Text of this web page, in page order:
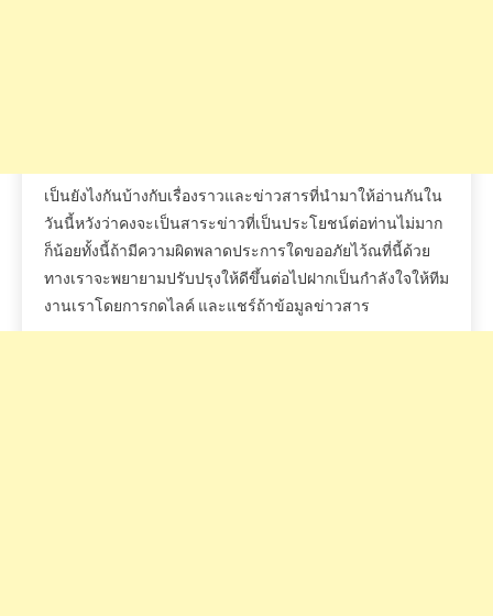
เป็นยังไงกันบ้างกับเรื่องราวและข่าวสารที่นำมาให้อ่านกันใน
วันนี้หวังว่าคงจะเป็นสาระข่าวที่เป็นประโยชน์ต่อท่านไม่มาก
ก็น้อยทั้งนี้ถ้ามีความผิดพลาดประการใดขออภัยไว้ณที่นี้ด้วย
ทางเราจะพยายามปรับปรุงให้ดีขึ้นต่อไปฝากเป็นกำลังใจให้ทีม
งานเราโดยการกดไลค์ และแชร์ถ้าข้อมูลข่าวสาร